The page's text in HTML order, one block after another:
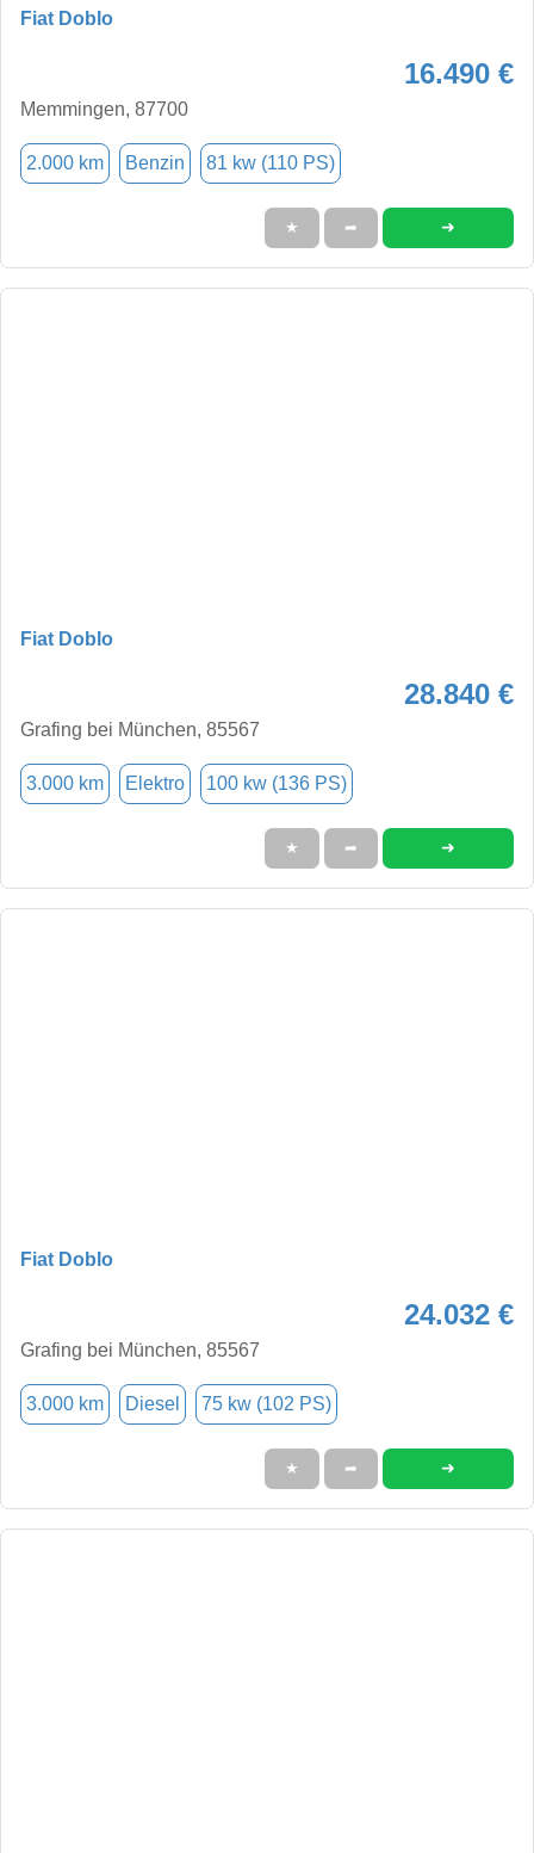
Fiat Doblo
16.490 €
Memmingen, 87700
2.000 km Benzin 81 kw (110 PS)
★ ➦ ➜
Fiat Doblo
28.840 €
Grafing bei München, 85567
3.000 km Elektro 100 kw (136 PS)
★ ➦ ➜
Fiat Doblo
24.032 €
Grafing bei München, 85567
3.000 km Diesel 75 kw (102 PS)
★ ➦ ➜